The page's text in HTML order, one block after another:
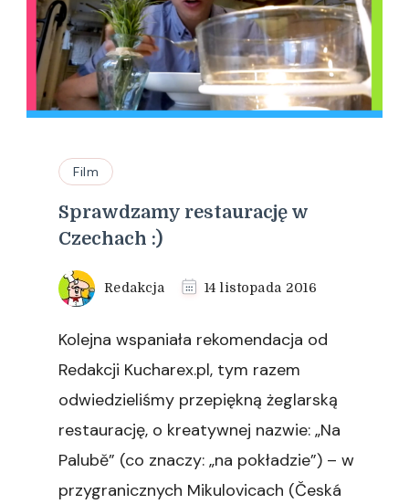
Film
Sprawdzamy restaurację w
Czechach :)
Redakcja 14 listopada 2016
Kolejna wspaniała rekomendacja od
Redakcji Kucharex.pl, tym razem
odwiedzieliśmy przepiękną żeglarską
restaurację, o kreatywnej nazwie: „Na
Palubě” (co znaczy: „na pokładzie”) – w
przygranicznych Mikulovicach (Česká